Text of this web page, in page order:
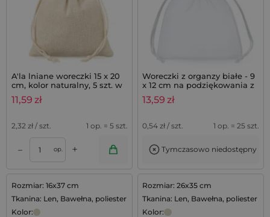
A'la lniane woreczki 15 x 20
cm, kolor naturalny, 5 szt. w
opakowaniu
11,59 zł
2,32 zł / szt. 1 op. = 5 szt.
– op. +
Woreczki z organzy białe - 9
x 12 cm na podziękowania z
lawendą - 25 szt.
13,59 zł
0,54 zł / szt. 1 op. = 25 szt.
Tymczasowo niedostępny
Rozmiar: 16x37 cm
Tkanina: Len, Bawełna, poliester
Kolor:
Rozmiar: 26x35 cm
Tkanina: Len, Bawełna, poliester
Kolor: